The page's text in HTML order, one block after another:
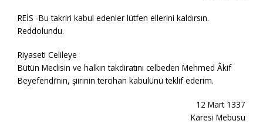
REİS -Bu takriri kabul edenler lütfen ellerini kaldırsın.
Reddolundu.
Riyaseti Celileye
Bütün Meclisin ve halkın takdiratını celbeden Mehmed Âkif
Beyefendi’nin, şiirinin tercihan kabulünü teklif ederim.
12 Mart 1337
Karesi Mebusu